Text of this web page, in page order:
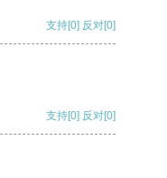
支持[0] 反对[0]
支持[0] 反对[0]